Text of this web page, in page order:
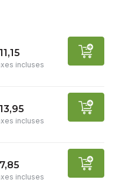
incluses
incluses
incluses